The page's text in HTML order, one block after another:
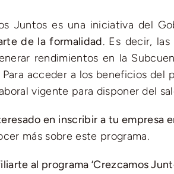
Juntos es una iniciativa del
de la formalidad. Es decir,
rendimientos en la
Para acceder a los beneficios del
vigente para disponer del
en inscribir a tu empresa
más sobre este programa.
al programa ‘Crezcamos